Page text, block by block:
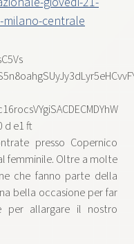
milano-centrale
presso Copernico
femminile. Oltre a molte
che fanno parte della
bella occasione per far
per allargare il nostro